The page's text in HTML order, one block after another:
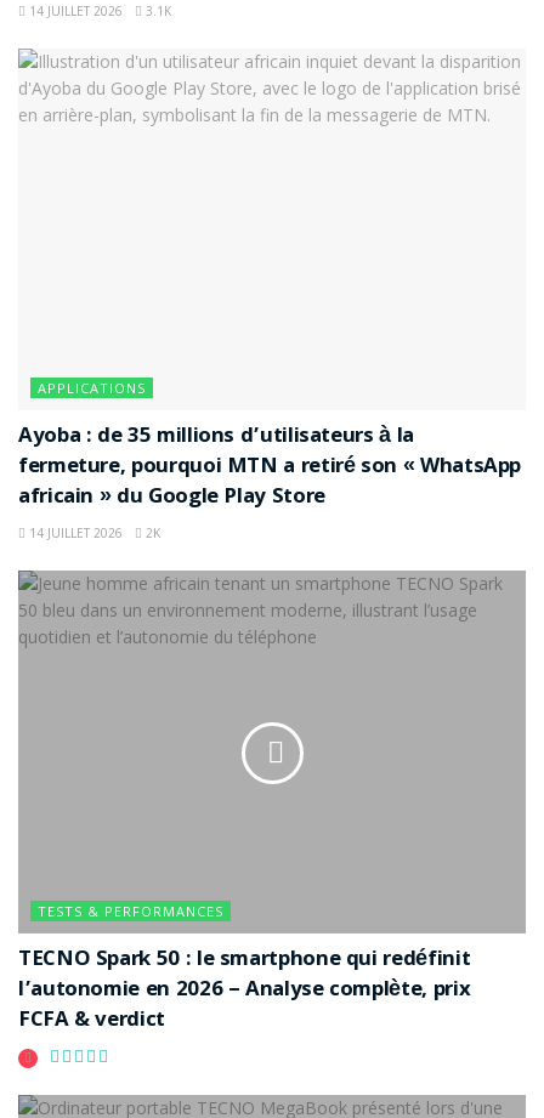
14 JUILLET 2026 3.1K
APPLICATIONS
Ayoba : de 35 millions d’utilisateurs à la
fermeture, pourquoi MTN a retiré son « WhatsApp
africain » du Google Play Store
14 JUILLET 2026 2K
TESTS & PERFORMANCES
TECNO Spark 50 : le smartphone qui redéfinit
l’autonomie en 2026 – Analyse complète, prix
FCFA & verdict